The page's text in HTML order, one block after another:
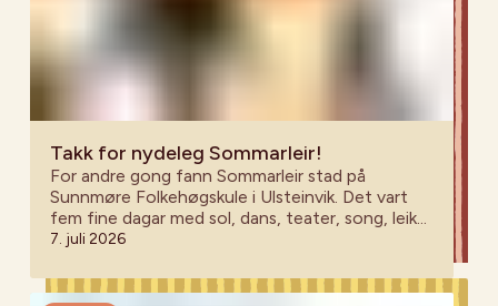
Takk for nydeleg Sommarleir!
For andre gong fann Sommarleir stad på
Sunnmøre Folkehøgskule i Ulsteinvik. Det vart
fem fine dagar med sol, dans, teater, song, leik
og nye minne!
7. juli 2026